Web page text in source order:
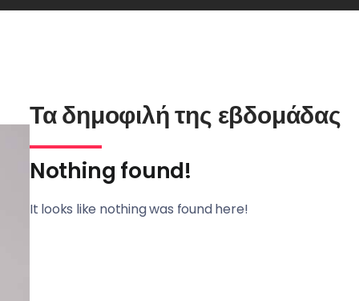
Τα δημοφιλή της εβδομάδας
Nothing found!
It looks like nothing was found here!